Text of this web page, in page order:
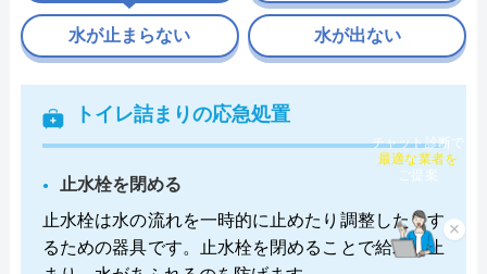
トイレ詰まりの応急処置
止水栓を閉める
止水栓は水の流れを一時的に止めたり調整したりす
るための器具です。止水栓を閉めることで給水が止
水が止まらない 水が出ない
×
チャット診断で
最適な業者を
ご提案